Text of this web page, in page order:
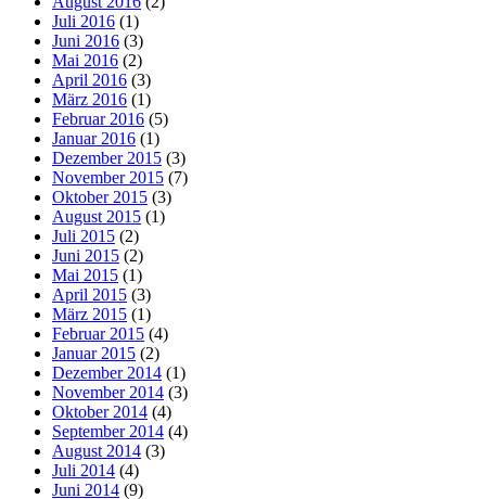
Juli 2016 (1)
Juni 2016 (3)
Mai 2016 (2)
April 2016 (3)
März 2016 (1)
Februar 2016 (5)
Januar 2016 (1)
Dezember 2015 (3)
November 2015 (7)
Oktober 2015 (3)
August 2015 (1)
Juli 2015 (2)
Juni 2015 (2)
Mai 2015 (1)
April 2015 (3)
März 2015 (1)
Februar 2015 (4)
Januar 2015 (2)
Dezember 2014 (1)
November 2014 (3)
Oktober 2014 (4)
September 2014 (4)
August 2014 (3)
Juli 2014 (4)
Juni 2014 (9)